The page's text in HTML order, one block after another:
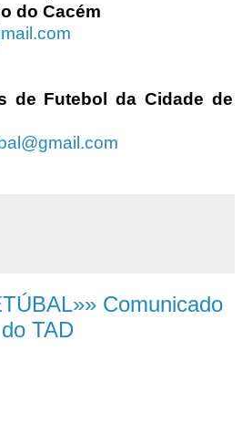
do Cacém
de Futebol da Cidade de
Comunicado
TAD